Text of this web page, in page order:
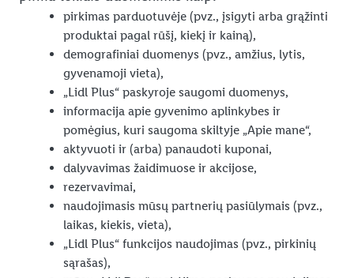
pirkimas parduotuvėje (pvz., įsigyti arba grąžinti
produktai pagal rūšį, kiekį ir kainą),
demografiniai duomenys (pvz., amžius, lytis,
gyvenamoji vieta),
„Lidl Plus“ paskyroje saugomi duomenys,
informacija apie gyvenimo aplinkybes ir
pomėgius, kuri saugoma skiltyje „Apie mane“,
aktyvuoti ir (arba) panaudoti kuponai,
dalyvavimas žaidimuose ir akcijose,
rezervavimai,
naudojimasis mūsų partnerių pasiūlymais (pvz.,
laikas, kiekis, vieta),
„Lidl Plus“ funkcijos naudojimas (pvz., pirkinių
sąrašas),